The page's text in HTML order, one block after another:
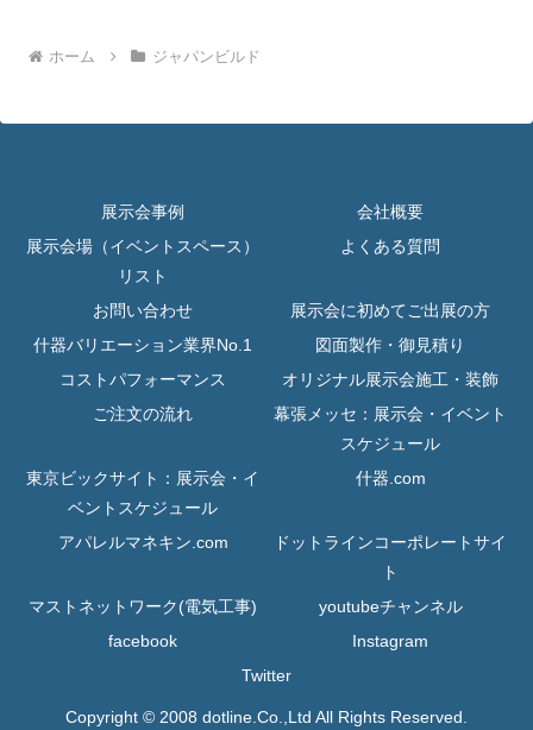
ホーム ジャパンビルド
展示会事例
会社概要
展示会場（イベントスペース）
リスト
よくある質問
お問い合わせ
展示会に初めてご出展の方
什器バリエーション業界No.1
図面製作・御見積り
コストパフォーマンス
オリジナル展示会施工・装飾
ご注文の流れ
幕張メッセ：展示会・イベント
スケジュール
東京ビックサイト：展示会・イ
ベントスケジュール
什器.com
アパレルマネキン.com
ドットラインコーポレートサイ
ト
マストネットワーク(電気工事)
youtubeチャンネル
facebook
Instagram
Twitter
Copyright © 2008 dotline.Co.,Ltd All Rights Reserved.